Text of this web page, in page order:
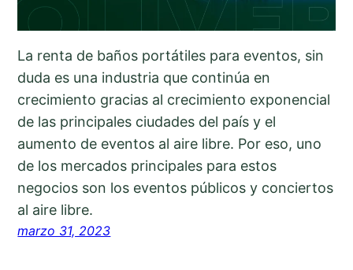
La renta de baños portátiles para eventos, sin
duda es una industria que continúa en
crecimiento gracias al crecimiento exponencial
de las principales ciudades del país y el
aumento de eventos al aire libre. Por eso, uno
de los mercados principales para estos
negocios son los eventos públicos y conciertos
al aire libre.
marzo 31, 2023